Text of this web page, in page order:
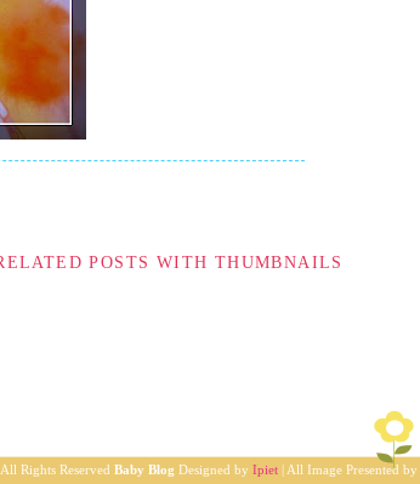
Rights Reserved Baby Blog Designed by Ipiet | All Image Presented by